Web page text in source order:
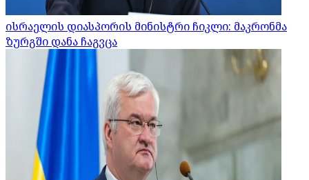
ისრაელის დიასპორის მინისტრი ჩიკლი: მაკრონმა
ზურგში დანა ჩაგვცა